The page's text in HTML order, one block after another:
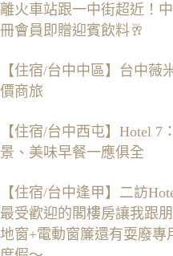
離火車站跟一中街超近！
冊會員即贈迎賓飲料🥂
【住宿/台中中區】台中薇
價商旅
【住宿/台中西屯】Hotel 7
景、美味早餐一應俱全
【住宿/台中逢甲】二訪
最受歡迎的閣樓房讓我跟
地窗+電動窗簾還有耍廢專